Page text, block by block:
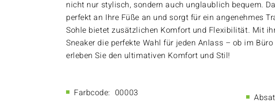
nicht nur stylisch, sondern auch unglaublich bequem.
perfekt an Ihre Füße an und sorgt für ein angenehmes
Sohle bietet zusätzlichen Komfort und Flexibilität. Mit
Sneaker die perfekte Wahl für jeden Anlass – ob im
erleben Sie den ultimativen Komfort und Stil!
Farbcode: 00003